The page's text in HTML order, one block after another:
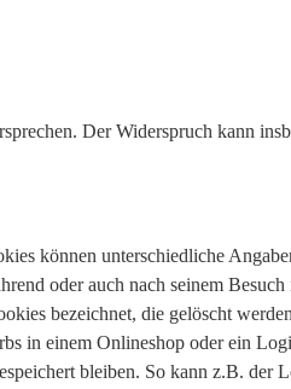
Der Widerspruch kann
können unterschiedliche
oder auch nach seinem Besuch
bezeichnet, die gelöscht
in einem Onlineshop oder ein
bleiben. So kann z.B. der